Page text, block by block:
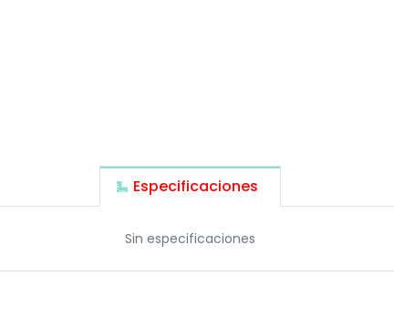
Especificaciones
Sin especificaciones